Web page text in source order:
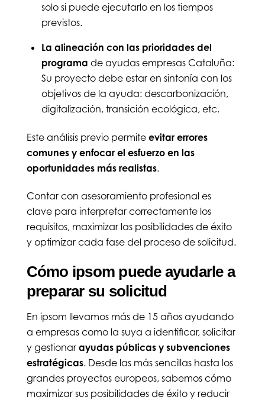
solo si puede ejecutarlo en los tiempos
previstos.
La alineación con las prioridades del
programa de ayudas empresas Cataluña:
Su proyecto debe estar en sintonía con los
objetivos de la ayuda: descarbonización,
digitalización, transición ecológica, etc.
Este análisis previo permite evitar errores
comunes y enfocar el esfuerzo en las
oportunidades más realistas.
Contar con asesoramiento profesional es
clave para interpretar correctamente los
requisitos, maximizar las posibilidades de éxito
y optimizar cada fase del proceso de solicitud.
Cómo ipsom puede ayudarle a
preparar su solicitud
En ipsom llevamos más de 15 años ayudando
a empresas como la suya a identificar, solicitar
y gestionar ayudas públicas y subvenciones
estratégicas. Desde las más sencillas hasta los
grandes proyectos europeos, sabemos cómo
maximizar sus posibilidades de éxito y reducir